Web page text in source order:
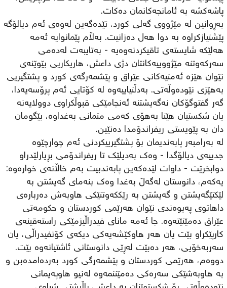
پاشەکشە بە ئامانجەکانمان دەکات.
بەڕوانین لە مێژووی گەلی کورد، تێدەگەین لەوەی ئەم دیالۆگە
پێشنیازکراوە بە دوا هەل دەزانیت. بەڵام پێمانوایە ئەمە
هەلێکە شایستەی تاقیکردنەوەیە - بەتایبەت لەدەمی
سەرکەوتنە مێژووییەکانتان دژی داعش، هاریکاریی بێوێنەی
نێوان هێزە ئەمنیەکانی عێراق و پێشمەرگەی کورد و پشتگیریی
بەهێزی نێودەوڵەتی. بەدڵنیاییەوە لە کۆتایی ئەم پرۆسەیەدا،
گەر گفتوگۆکان نەگەیشتنە ئەنجامێکی قبوڵکراوی دوولایەنە
یان شکستیان هێنا بەهۆی کەمی متمانی بەغداوە، بێگومان
دان بە پێویستی ریفراندۆمدا دەنێین.
لە بەرامبەر پابەندیمان بۆ پشتگیرییکردنی ئەم چوارچێوە
جدییەی دیالۆگدا - وەك بەدیلێك تا ریفراندۆمی بڕیارلێدراو
دوابخرێت - داوات لێدەکەین پابەندبیت بەم خاڵانەی خوارەوە:
یەکەم، دانوستان لەگەڵ بەغدا وەك بنەمای گەیشتن بە
لێکتێگەیشتن و گەیشتن بە رێککەوتنێكی هاوبەش دەربارەی
داهاتوی پەیوەندی نێوان هەرێمی کوردستان و حکومەتی
عێراق دەمێنێتەوە. جا ئەمە مانای فیدراڵیزمێکی راستەقینەی
کارپێکراو بێت یان هەر هاوکێشەیەکی دیکەی کۆنفیدراڵی، یان
سەربەخۆیی، هەر دەبێت لەڕێی دانوستانی ئاشتیانەوە بێت.
دووەم، هەرێمی کوردستان و پێشمەرگی کورد بەردەامدەبن و
بە هاوبەشێکی سەرەکی دەمێننمەوە لەنیو هاوپەیمانی